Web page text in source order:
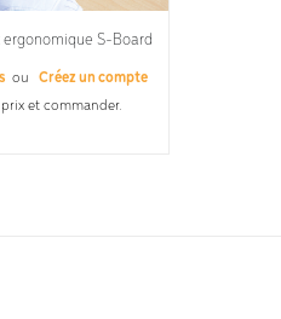
S-Board
ou
Créez un compte
et commander.